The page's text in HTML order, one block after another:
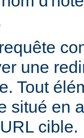
une
Tout
situé en
cible.